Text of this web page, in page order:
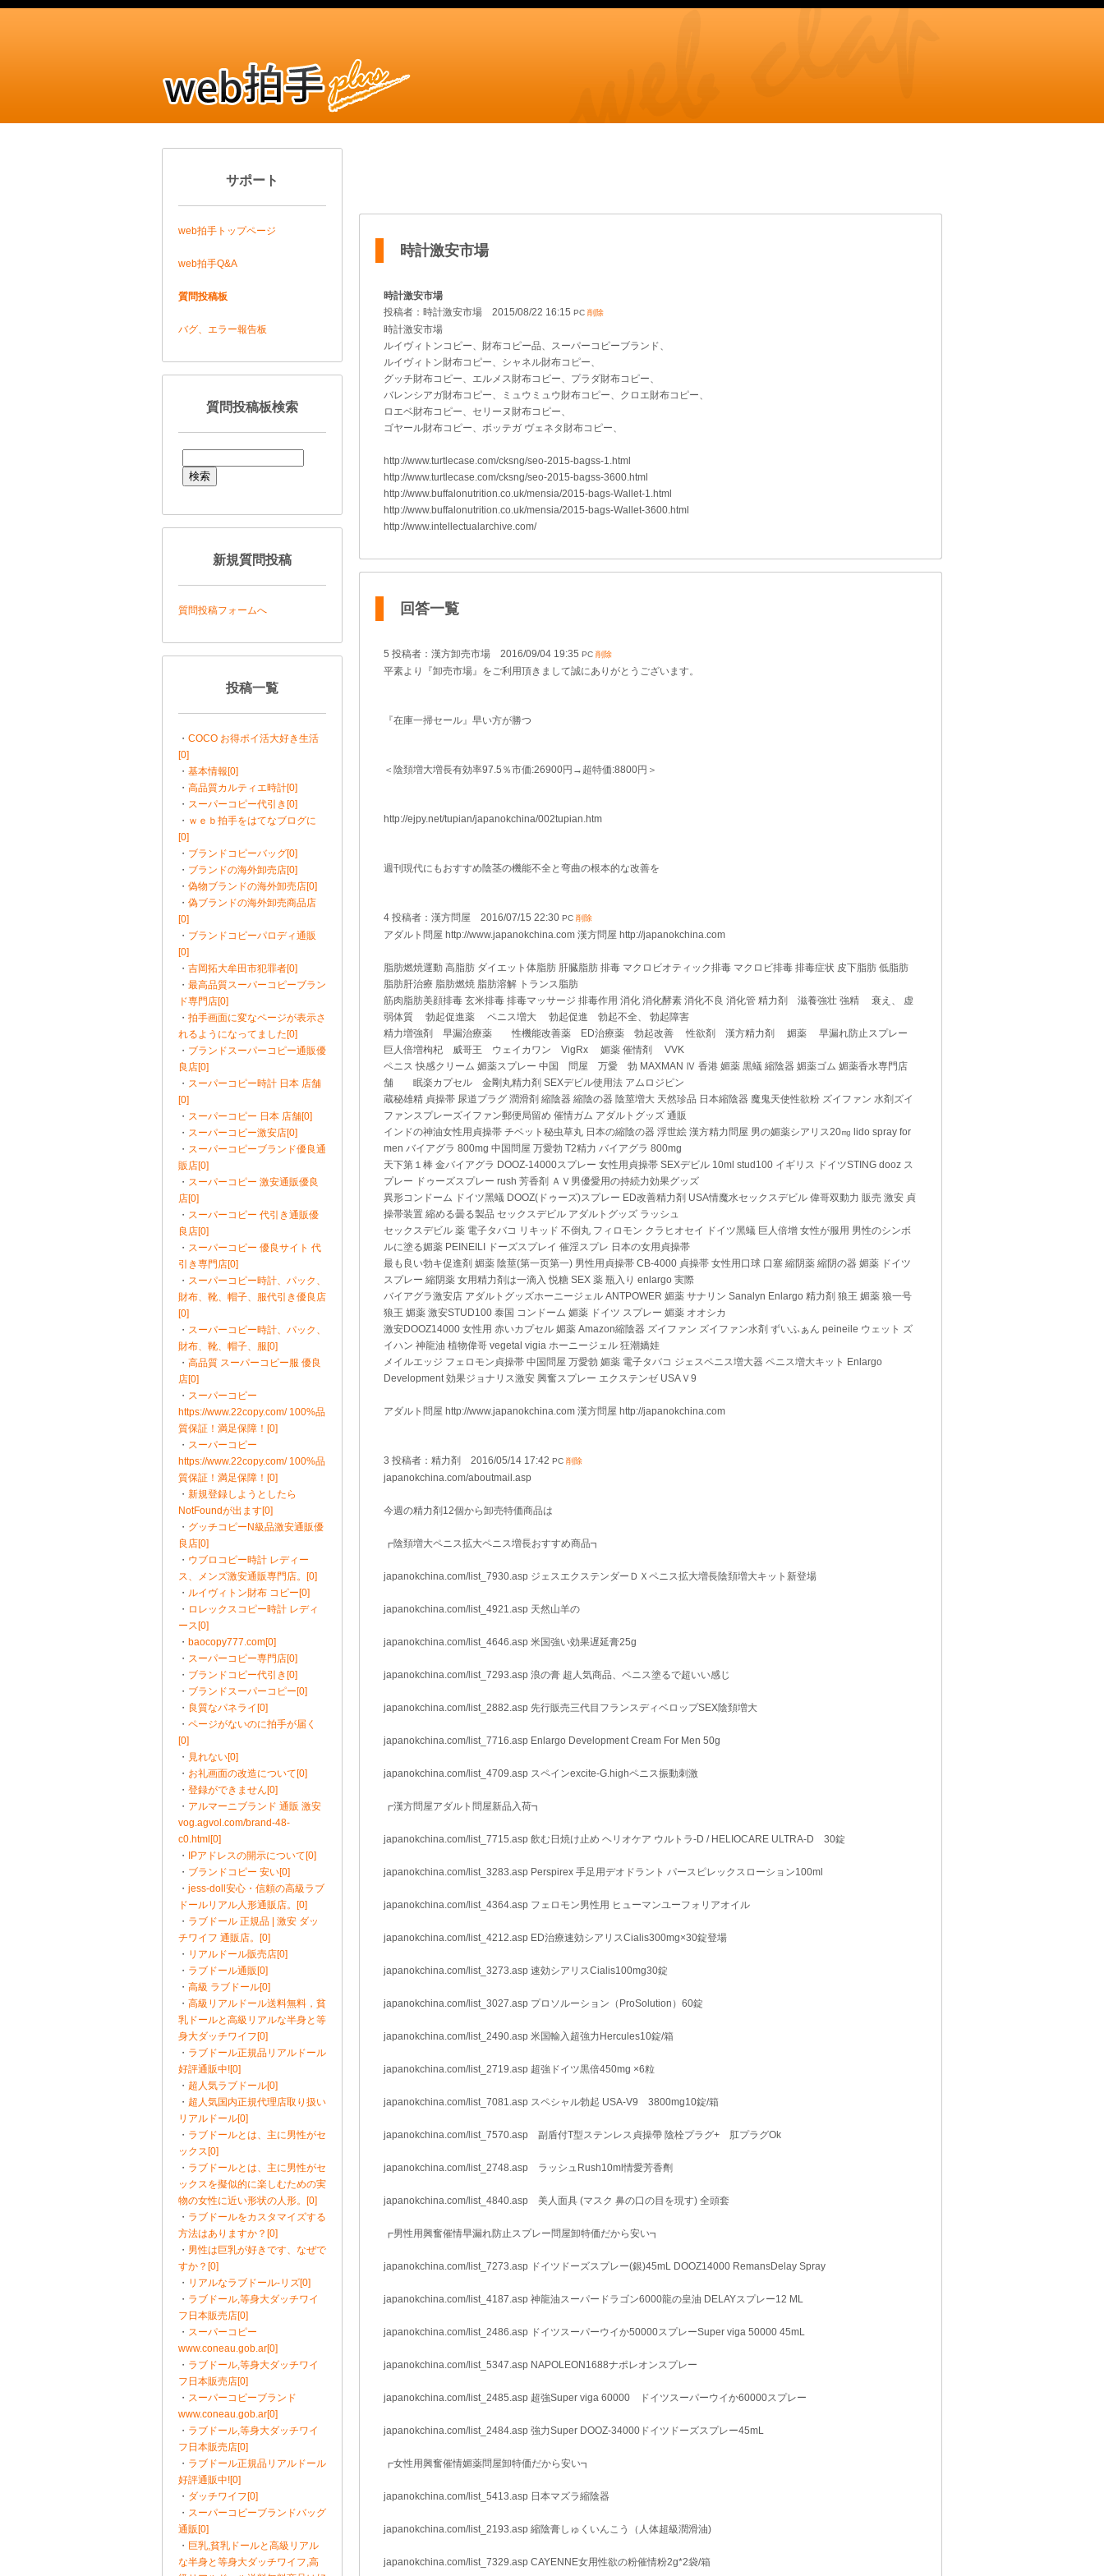
サポート
web拍手トップページ
web拍手Q&A
質問投稿板
バグ、エラー報告板
質問投稿板検索
新規質問投稿
質問投稿フォームへ
投稿一覧
・ COCO お得ポイ活大好き生活
[0]
・ 基本情報[0]
・ 高品質カルティエ時計[0]
・ スーパーコピー代引き[0]
・ ｗｅｂ拍手をはてなブログに
[0]
・ ブランドコピーバッグ[0]
・ ブランドの海外卸売店[0]
・ 偽物ブランドの海外卸売店[0]
・ 偽ブランドの海外卸売商品店
[0]
・ ブランドコピーパロディ通販
[0]
・ 吉岡拓大牟田市犯罪者[0]
・ 最高品質スーパーコピーブラン
ド専門店[0]
・ 拍手画面に変なページが表示さ
れるようになってました[0]
・ ブランドスーパーコピー通販優
良店[0]
・ スーパーコピー時計 日本 店舗
[0]
・ スーパーコピー 日本 店舗[0]
・ スーパーコピー激安店[0]
・ スーパーコピーブランド優良通
販店[0]
・ スーパーコピー 激安通販優良
店[0]
・ スーパーコピー 代引き通販優
良店[0]
・ スーパーコピー 優良サイト 代
引き専門店[0]
・ スーパーコピー時計、パック、
財布、靴、帽子、服代引き優良店
[0]
・ スーパーコピー時計、パック、
財布、靴、帽子、服[0]
・ 高品質 スーパーコピー服 優良
店[0]
・ スーパーコピー
https://www.22copy.com/ 100%品
質保証！満足保障！[0]
・ スーパーコピー
https://www.22copy.com/ 100%品
質保証！満足保障！[0]
・ 新規登録しようとしたら
NotFoundが出ます[0]
・ グッチコピーN級品激安通販優
良店[0]
・ ウブロコピー時計 レディー
ス、メンズ激安通販専門店。[0]
・ ルイヴィトン財布 コピー[0]
・ ロレックスコピー時計 レディ
ース[0]
・ baocopy777.com[0]
・ スーパーコピー専門店[0]
・ ブランドコピー代引き[0]
・ ブランドスーパーコピー[0]
・ 良質なパネライ[0]
・ ページがないのに拍手が届く
[0]
・ 見れない[0]
・ お礼画面の改造について[0]
・ 登録ができません[0]
・ アルマーニブランド 通販 激安
vog.agvol.com/brand-48-
c0.html[0]
・
IPアドレスの開示について[0]
・ ブランドコピー 安い[0]
・ jess-doll安心・信頼の高級ラブ
ドールリアル人形通販店。[0]
・ ラブドール 正規品 | 激安 ダッ
チワイフ 通販店。[0]
・ リアルドール販売店[0]
・ ラブドール通販[0]
・ 高級 ラブドール[0]
・ 高級リアルドール送料無料，貧
乳ドールと高級リアルな半身と等
身大ダッチワイフ[0]
・ ラブドール正規品リアルドール
好評通販中![0]
・ 超人気ラブドール[0]
・ 超人気国内正規代理店取り扱い
リアルドール[0]
・ ラブドールとは、主に男性がセ
ックス[0]
・ ラブドールとは、主に男性がセ
ックスを擬似的に楽しむための実
物の女性に近い形状の人形。[0]
・ ラブドールをカスタマイズする
方法はありますか？[0]
・ 男性は巨乳が好きです、なぜで
すか？[0]
・ リアルなラブドール-リズ[0]
・ ラブドール,等身大ダッチワイ
フ日本販売店[0]
・ スーパーコピー
www.coneau.gob.ar[0]
・ ラブドール,等身大ダッチワイ
フ日本販売店[0]
・ スーパーコピーブランド
www.coneau.gob.ar[0]
・ ラブドール,等身大ダッチワイ
フ日本販売店[0]
・ ラブドール正規品リアルドール
好評通販中![0]
・ ダッチワイフ[0]
・ スーパーコピーブランドバッグ
通販[0]
・ 巨乳,貧乳ドールと高級リアル
な半身と等身大ダッチワイフ,高
時計激安市場
時計激安市場
投稿者：時計激安市場 2015/08/22 16:15 PC 削除
時計激安市場
ルイヴィトンコピー、財布コピー品、スーパーコピーブランド、
ルイヴィトン財布コピー、シャネル財布コピー、
グッチ財布コピー、エルメス財布コピー、プラダ財布コピー、
バレンシアガ財布コピー、ミュウミュウ財布コピー、クロエ財布コピー、
ロエベ財布コピー、セリーヌ財布コピー、
ゴヤール財布コピー、ボッテガ ヴェネタ財布コピー、
http://www.turtlecase.com/cksng/seo-2015-bagss-1.html
http://www.turtlecase.com/cksng/seo-2015-bagss-3600.html
http://www.buffalonutrition.co.uk/mensia/2015-bags-Wallet-1.html
http://www.buffalonutrition.co.uk/mensia/2015-bags-Wallet-3600.html
http://www.intellectualarchive.com/
回答一覧
5 投稿者：漢方卸売市場 2016/09/04 19:35 PC 削除
平素より『卸売市場』をご利用頂きまして誠にありがとうございます。
『在庫一掃セール』早い方が勝つ
＜陰頚増大増長有効率97.5％市価:26900円→超特価:8800円＞
http://ejpy.net/tupian/japanokchina/002tupian.htm
週刊現代にもおすすめ陰茎の機能不全と弯曲の根本的な改善を
4 投稿者：漢方問屋 2016/07/15 22:30 PC 削除
アダルト問屋 http://www.japanokchina.com 漢方問屋 http://japanokchina.com
脂肪燃焼運動 高脂肪 ダイエット体脂肪 肝臓脂肪 排毒 マクロビオティック排毒 マクロビ排毒 排毒症状 皮下脂肪 低脂肪
脂肪肝治療 脂肪燃焼 脂肪溶解 トランス脂肪
筋肉脂肪美顔排毒 玄米排毒 排毒マッサージ 排毒作用 消化 消化酵素 消化不良 消化管 精力剤 滋養強壮 強精 衰え、 虚
弱体質 勃起促進薬 ペニス増大 勃起促進 勃起不全、 勃起障害
精力増強剤 早漏治療薬 性機能改善薬 ED治療薬 勃起改善 性欲剤 漢方精力剤 媚薬 早漏れ防止スプレー
巨人倍増枸杞 威哥王 ウェイカワン VigRx 媚薬 催情剤 VVK
ペニス 快感クリーム 媚薬スプレー 中国 問屋 万愛 勃 MAXMAN Ⅳ 香港 媚薬 黒蟻 縮陰器 媚薬ゴム 媚薬香水専門店
舗 眠楽カプセル 金剛丸精力剤 SEXデビル使用法 アムロジピン
蔵秘雄精 貞操帯 尿道プラグ 潤滑剤 縮陰器 縮陰の器 陰莖増大 天然珍品 日本縮陰器 魔鬼天使性欲粉 ズイファン 水剤ズイ
ファンスプレーズイファン郵便局留め 催情ガム アダルトグッズ 通販
インドの神油女性用貞操帯 チベット秘虫草丸 日本の縮陰の器 浮世絵 漢方精力問屋 男の媚薬シアリス20㎎ lido spray for
men バイアグラ 800mg 中国問屋 万愛勃 T2精力 バイアグラ 800mg
天下第１棒 金バイアグラ DOOZ-14000スプレー 女性用貞操帯 SEXデビル 10ml stud100 イギリス ドイツSTING dooz ス
プレー ドゥーズスプレー rush 芳香剤 ＡＶ男優愛用の持続力効果グッズ
異形コンドーム ドイツ黑蟻 DOOZ(ドゥーズ)スプレー ED改善精力剤 USA情魔水セックスデビル 偉哥双動力 販売 激安 貞
操帯装置 縮める曇る製品 セックスデビル アダルトグッズ ラッシュ
セックスデビル 薬 電子タバコ リキッド 不倒丸 フィロモン クラヒオセイ ドイツ黑蟻 巨人倍增 女性が服用 男性のシンボ
ルに塗る媚薬 PEINEILI ドーズスプレイ 催淫スプレ 日本の女用貞操帯
最も良い勃キ促進剤 媚薬 陰莖(第一页第一) 男性用貞操帯 CB-4000 貞操帯 女性用口球 口塞 縮阴薬 縮阴の器 媚薬 ドイツ
スプレー 縮阴薬 女用精力剤は一滴入 悦糖 SEX 薬 瓶入り enlargo 実際
バイアグラ激安店 アダルトグッズホーニージェル ANTPOWER 媚薬 サナリン Sanalyn Enlargo 精力剤 狼王 媚薬 狼一号
狼王 媚薬 激安STUD100 泰国 コンドーム 媚薬 ドイツ スプレー 媚薬 オオシカ
激安DOOZ14000 女性用 赤いカプセル 媚薬 Amazon縮陰器 ズイファン ズイファン水剤 ずいふぁん peineile ウェット ズ
イハン 神龍油 植物偉哥 vegetal vigia ホーニージェル 狂潮嬌娃
メイルエッジ フェロモン貞操帯 中国問屋 万愛勃 媚薬 電子タバコ ジェスペニス増大器 ペニス増大キット Enlargo
Development 効果ジョナリス激安 興奮スプレー エクステンゼ USAＶ9
アダルト問屋 http://www.japanokchina.com 漢方問屋 http://japanokchina.com
3 投稿者：精力剤 2016/05/14 17:42 PC 削除
japanokchina.com/aboutmail.asp
今週の精力剤12個から卸売特価商品は
┏陰頚増大ペニス拡大ペニス増長おすすめ商品┓
japanokchina.com/list_7930.asp ジェスエクステンダーＤＸペニス拡大増長陰頚増大キット新登場
japanokchina.com/list_4921.asp 天然山羊の
japanokchina.com/list_4646.asp 米国強い効果遅延膏25g
japanokchina.com/list_7293.asp 浪の膏 超人気商品、ペニス塗るで超いい感じ
japanokchina.com/list_2882.asp 先行販売三代目フランスディベロップSEX陰頚増大
japanokchina.com/list_7716.asp Enlargo Development Cream For Men 50g
japanokchina.com/list_4709.asp スペインexcite-G.highペニス振動刺激
┏漢方問屋アダルト問屋新品入荷┓
japanokchina.com/list_7715.asp 飲む日焼け止め ヘリオケア ウルトラ-D / HELIOCARE ULTRA-D 30錠
japanokchina.com/list_3283.asp Perspirex 手足用デオドラント パースピレックスローション100ml
japanokchina.com/list_4364.asp フェロモン男性用 ヒューマンユーフォリアオイル
japanokchina.com/list_4212.asp ED治療速効シアリスCialis300mg×30錠登場
japanokchina.com/list_3273.asp 速効シアリスCialis100mg30錠
japanokchina.com/list_3027.asp プロソルーション（ProSolution）60錠
japanokchina.com/list_2490.asp 米国輸入超強力Hercules10錠/箱
japanokchina.com/list_2719.asp 超強ドイツ黒倍450mg ×6粒
japanokchina.com/list_7081.asp スペシャル勃起 USA-V9 3800mg10錠/箱
japanokchina.com/list_7570.asp 副盾付T型ステンレス貞操帶 陰栓プラグ+ 肛プラグOk
japanokchina.com/list_2748.asp ラッシュRush10ml情愛芳香劑
japanokchina.com/list_4840.asp 美人面具 (マスク 鼻の口の目を現す) 全頭套
┏男性用興奮催情早漏れ防止スプレー問屋卸特価だから安い┓
japanokchina.com/list_7273.asp ドイツドーズスプレー(銀)45mL DOOZ14000 RemansDelay Spray
japanokchina.com/list_4187.asp 神龍油スーパードラゴン6000龍の皇油 DELAYスプレー12 ML
japanokchina.com/list_2486.asp ドイツスーパーウイか50000スプレーSuper viga 50000 45mL
japanokchina.com/list_5347.asp NAPOLEON1688ナポレオンスプレー
japanokchina.com/list_2485.asp 超強Super viga 60000 ドイツスーパーウイか60000スプレー
japanokchina.com/list_2484.asp 強力Super DOOZ-34000ドイツドーズスプレー45mL
┏女性用興奮催情媚薬問屋卸特価だから安い┓
japanokchina.com/list_5413.asp 日本マズラ縮陰器
japanokchina.com/list_2193.asp 縮陰膏しゅくいんこう（人体超級潤滑油)
japanokchina.com/list_7329.asp CAYENNE女用性欲の粉催情粉2g*2袋/箱